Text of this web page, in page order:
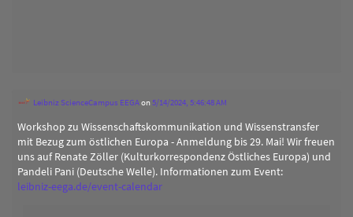
Leibniz ScienceCampus EEGAon5/14/2024, 5:46:48 AM
Workshop zu Wissenschaftskommunikation und Wissenstransfer
mit Bezug zum östlichen Europa - Anmeldung bis 29. Mai! Wir freuen
uns auf Renate Zöller (Kulturkorrespondenz Östliches Europa) und
Pandeli Pani (Deutsche Welle). Informationen zum Event:
leibniz-eega.de/event-calendar